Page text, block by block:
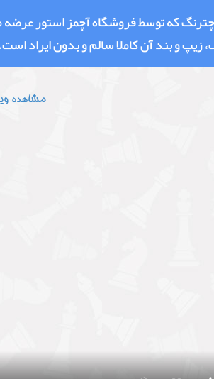
که توسط فروشگاه آچمز استور عرضه
و بند آن کاملا سالم و بدون ایراد است.
مشاهده